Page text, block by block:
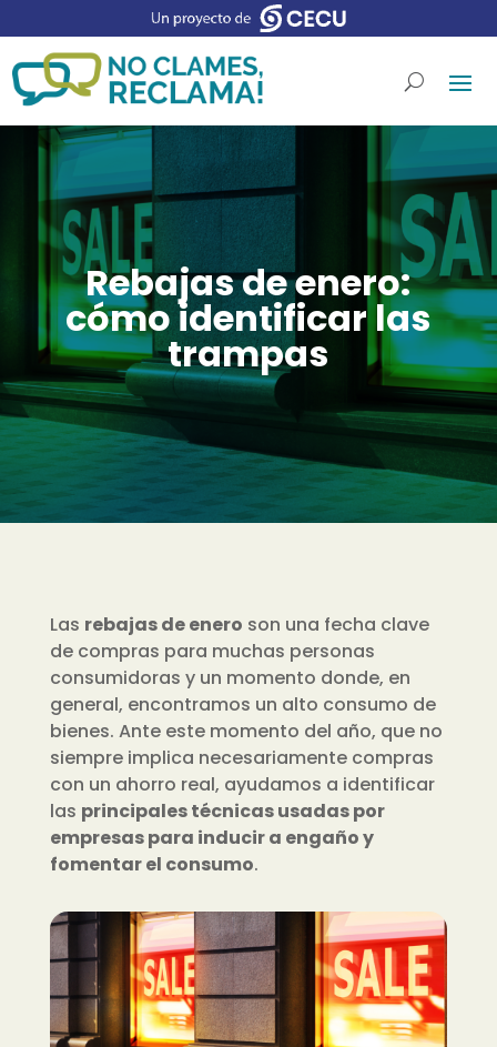
Rebajas de enero:
cómo identificar las
trampas
Las rebajas de enero son una fecha clave
de compras para muchas personas
consumidoras y un momento donde, en
general, encontramos un alto consumo de
bienes. Ante este momento del año, que no
siempre implica necesariamente compras
con un ahorro real, ayudamos a identificar
las principales técnicas usadas por
empresas para inducir a engaño y
fomentar el consumo.